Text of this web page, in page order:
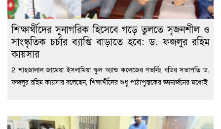
শিক্ষার্থীদের সুনাগরিক হিসেবে গড়ে তুলতে সৃজনশীল ও
সাংস্কৃতিক চর্চার ব্যাপ্তি বাড়াতে হবে: ড. ফজলুর রহিম
কায়সার
2 শাহজালাল জামেয়া ইসলামিয়া স্কুল অ্যান্ড কলেজের গভর্নিং বডির সভাপতি ড.
ফজলুর রহিম কায়সার বলেছেন, শিক্ষার্থীদের শুধু পাঠ্যপুস্তকের জ্ঞানার্জনের মধ্যেই